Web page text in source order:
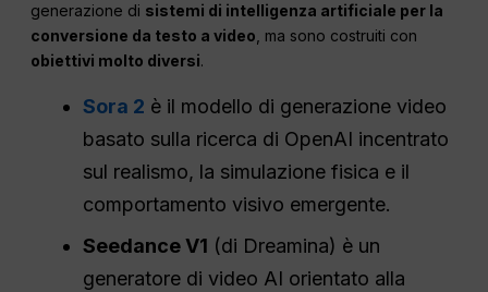
generazione di sistemi di intelligenza artificiale per la
conversione da testo a video , ma sono costruiti con
obiettivi molto diversi.
Sora 2 è il modello di generazione video
basato sulla ricerca di OpenAI incentrato
sul realismo, la simulazione fisica e il
comportamento visivo emergente.
Seedance V1 (di Dreamina) è un
generatore di video AI orientato alla